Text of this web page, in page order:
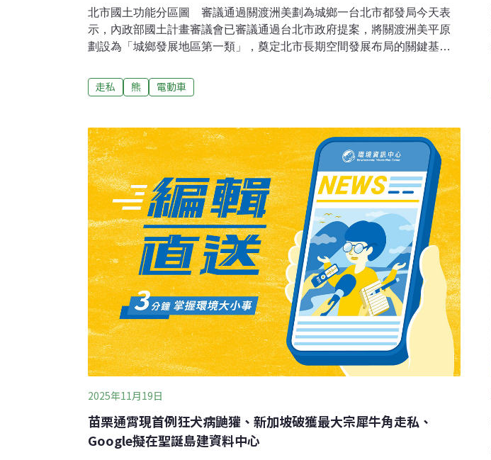
北市國土功能分區圖 審議通過關渡洲美劃為城鄉一台北市都發局今天表
示，內政部國土計畫審議會已審議通過台北市政府提案，將關渡洲美平原
劃設為「城鄉發展地區第一類」，奠定北市長期空間發展布局的關鍵基
國土功能分區劃設書圖」，北市府由副秘書長林士斌率領市府團隊出席，
經國審會充分討論後，最終同意北市府提案，將關渡洲美平原劃設為「城
土石方 環差初審補充修正過關為解決去化問題，彰濱產業園區新增以90萬
方的營建剩餘土石方為填海造陸地料源，開發單位提出分析報告，今進行
環差初審，開發單位原規劃料源使用中部地區與彰濱產業園區的崙尾土方
暫置區內的營建剩餘土石方，環委建議應評估全用崙尾的營建剩餘土石方
後補充修正通過。 （自由時報報導）
走私 熊 電動車
2025年11月19日
苗栗通霄現首例狂犬病鼬獾、新加坡破獲最大宗犀牛角走私、
Google擬在聖誕島建資料中心